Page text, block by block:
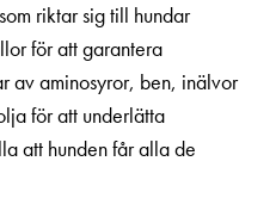
riktar sig till hundar
för att garantera
av aminosyror, ben, inälvor
för att underlätta
att hunden får alla de